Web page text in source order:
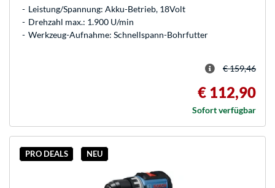
Leistung/Spannung: Akku-Betrieb, 18Volt
Drehzahl max.: 1.900 U/min
Werkzeug-Aufnahme: Schnellspann-Bohrfutter
€ 159,46
€ 112,90
Sofort verfügbar
PRO DEALS NEU